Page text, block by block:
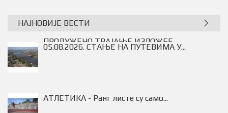
НАЈНОВИЈЕ ВЕСТИ
ПРОДУЖЕНО ТРАЈАЊЕ ИЗЛОЖБЕ...